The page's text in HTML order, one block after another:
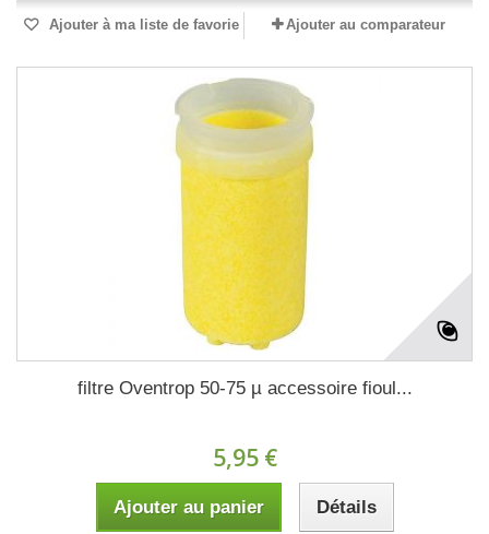
Ajouter à ma liste de favorie Ajouter au comparateur
filtre Oventrop 50-75 µ accessoire fioul...
5,95 €
Ajouter au panier Détails